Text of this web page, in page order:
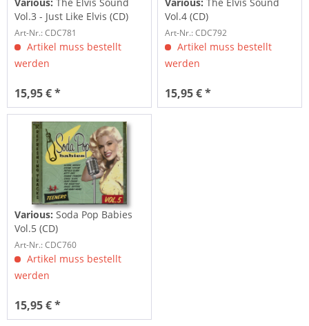
Vol.3 - Just Like Elvis (CD)
Art-Nr.: CDC781
Artikel muss bestellt
werden
15,95 € *
Vol.4 (CD)
Art-Nr.: CDC792
Artikel muss bestellt
werden
15,95 € *
Various:Soda Pop Babies
Vol.5 (CD)
Art-Nr.: CDC760
Artikel muss bestellt
werden
15,95 € *